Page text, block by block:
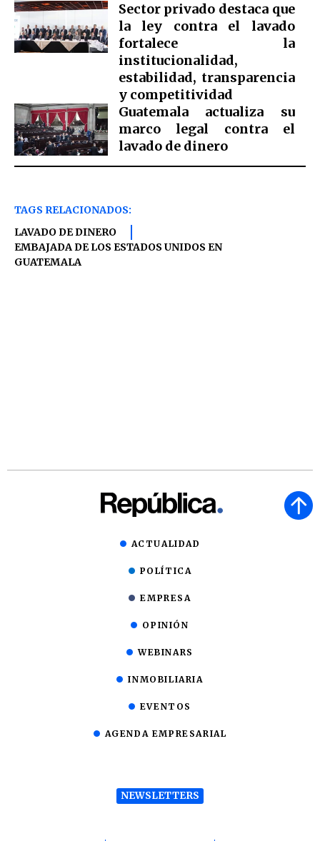
Sector privado destaca que
la ley contra el lavado
fortalece la
institucionalidad,
estabilidad, transparencia
y competitividad
Guatemala actualiza su
marco legal contra el
lavado de dinero
TAGS RELACIONADOS:
LAVADO DE DINERO
EMBAJADA DE LOS ESTADOS UNIDOS EN
GUATEMALA
ACTUALIDAD
POLÍTICA
EMPRESA
OPINIÓN
WEBINARS
INMOBILIARIA
EVENTOS
AGENDA EMPRESARIAL
NEWSLETTERS